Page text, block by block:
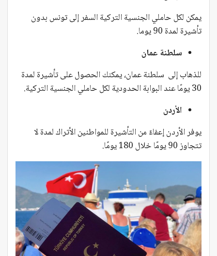
يمكن لكل حاملي الجنسية التركية السفر إلى تونس بدون
تأشيرة لمدة 90 يوما.
سلطنة عمان
للذهاب إلى سلطنة عمان، يمكنك الحصول على تأشيرة لمدة
30 يومًا عند البوابة الحدودية لكل حاملي الجنسية التركية.
الأردن
يوفر الأردن إعفاءً من التأشيرة للمواطنين الأتراك لمدة لا
تتجاوز 90 يومًا خلال 180 يومًا.